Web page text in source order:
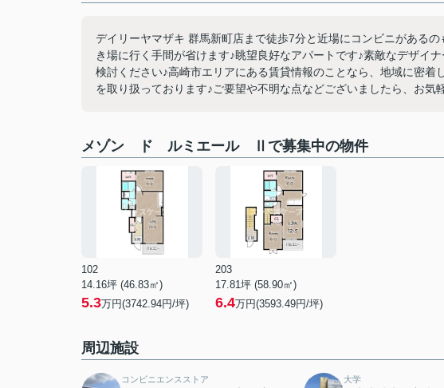
デイリーヤマザキ 群馬新町店まで徒歩7分と近場にコンビニがある
き場に行く手間が省けます♪眺望良好なアパートです♪素敵なデザイ
検討ください♪高崎市エリアにある賃貸情報のことなら、地域に密
を取り扱っております♪ご要望や不明な点などございましたら、お気
メゾン ド ルミエール Ⅱで募集中の物件
102
14.16坪 (46.83㎡)
5.3万円(3742.94円/坪)
203
17.81坪 (58.90㎡)
6.4万円(3593.49円/坪)
周辺施設
コンビニエンスストア 大学